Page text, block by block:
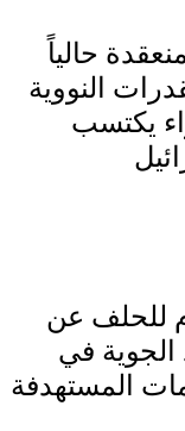
حالياً
النووية
يكتسب
للحلف عن
الجوية في
المستهدفة